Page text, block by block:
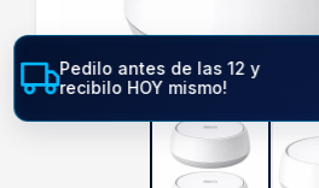
Pedilo antes de las 12 y
recibilo HOY mismo!